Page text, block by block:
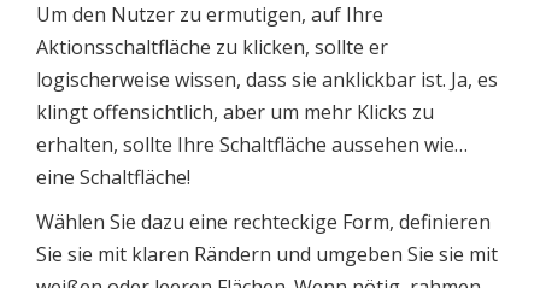
Um den Nutzer zu ermutigen, auf Ihre
Aktionsschaltfläche zu klicken, sollte er
logischerweise wissen, dass sie anklickbar ist. Ja, es
klingt offensichtlich, aber um mehr Klicks zu
erhalten, sollte Ihre Schaltfläche aussehen wie…
eine Schaltfläche!
Wählen Sie dazu eine rechteckige Form, definieren
Sie sie mit klaren Rändern und umgeben Sie sie mit